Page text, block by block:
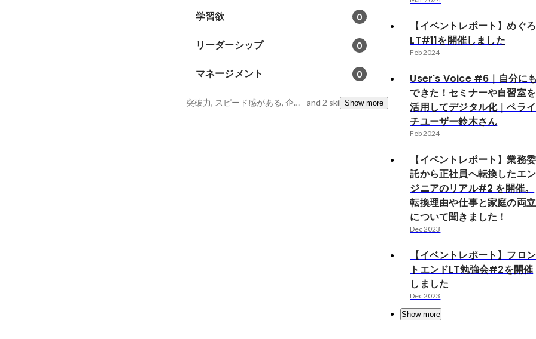
学習欲 0
リーダーシップ 0
マネージメント 0
突破力, スピード感がある, 企画力・調整力・実行力 and 2 skillsShow more
【イベントレポート】めぐろ
LT#11を開催しました
Feb 2024
User's Voice #6｜自分に
できた！セミナーや自習室を
活用してデジタル化｜ペライ
チユーザー鈴木さん
Feb 2024
【イベントレポート】業務委
託から正社員へ転換したエン
ジニアのリアル#2 を開催。
転換理由や仕事と家庭の両立
について聞きました！
Dec 2023
【イベントレポート】フロン
トエンドLT勉強会#2を開催
しました
Dec 2023
Show more